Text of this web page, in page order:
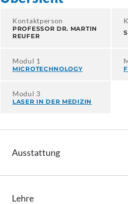
Kontaktperson
PROFESSOR DR. MARTIN
REUFER
Modul 1
MICROTECHNOLOGY
Modul 3
LASER IN DER MEDIZIN
Ausstattung
Lehre